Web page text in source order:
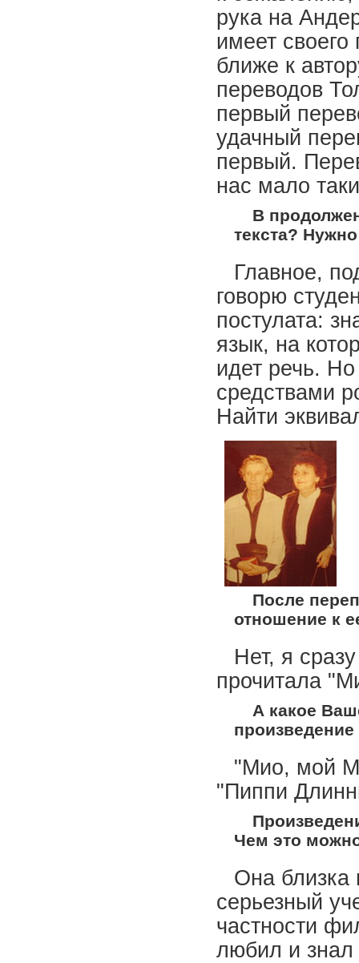
рука на
имеет
ближе к
переводов
первый
удачный
первый.
нас мало
В
текста?
Главное,
говорю
постулата:
язык, на
идет речь.
средствами
Найти
После
отношение к
Нет, я
прочитала
А какое
"Мио, мой
"Пиппи
Чем это
Она
серьезный
частности
любил и знал